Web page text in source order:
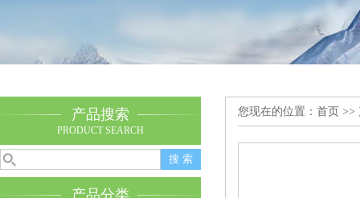
产品搜索
PRODUCT SEARCH
产品分类
您现在的位置： 首页 >>